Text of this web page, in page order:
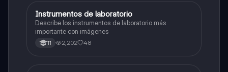
Química
Instrumentos de laboratorio
Describe los instrumentos de laboratorio más
importante con imágenes
11 2,202 48